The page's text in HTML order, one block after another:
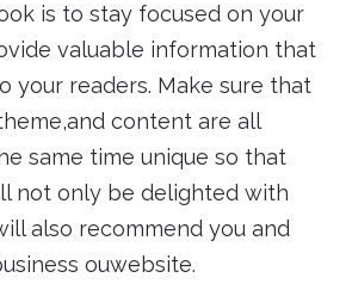
is to stay focused on your
valuable information that
your readers. Make sure that
content are all
same time unique so that
not only be delighted with
also recommend you and
ouwebsite.